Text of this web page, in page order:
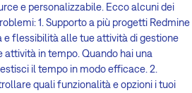
e personalizzabile. Ecco alcuni dei
1. Supporto a più progetti Redmine
flessibilità alle tue attività di gestione
in tempo. Quando hai una
il tempo in modo efficace. 2.
quali funzionalità e opzioni i tuoi